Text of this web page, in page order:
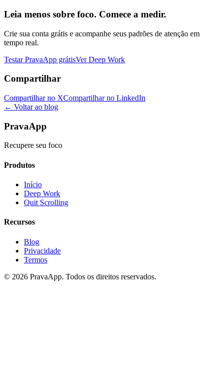
Leia menos sobre foco. Comece a medir.
Crie sua conta grátis e acompanhe seus padrões de atenção em
tempo real.
Testar PravaApp grátisVer Deep Work
Compartilhar
Compartilhar no XCompartilhar no LinkedIn
← Voltar ao blog
PravaApp
Recupere seu foco
Produtos
Início
Deep Work
Quit Scrolling
Recursos
Blog
Privacidade
Termos
© 2026 PravaApp. Todos os direitos reservados.